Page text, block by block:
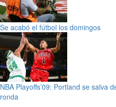
Se acabó el fútbol los domingos
NBA Playoffs’09: Portland se salva
ronda